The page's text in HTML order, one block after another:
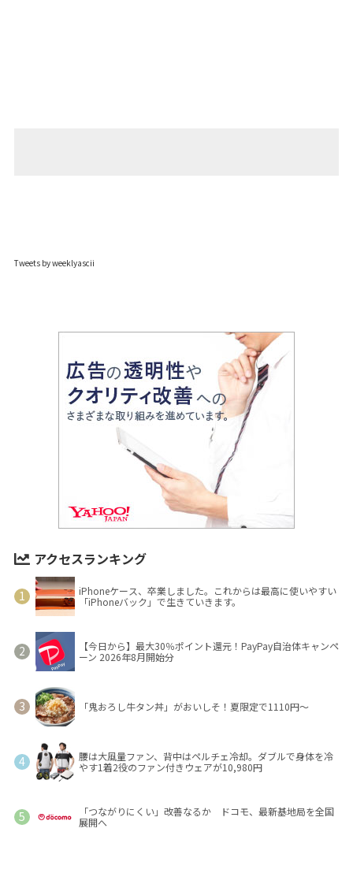
Tweets by weeklyascii
アクセスランキング
iPhoneケース、卒業しました。これからは最高に使いやすい
「iPhoneバック」で生きていきます。
【今日から】最大30％ポイント還元！PayPay自治体キャンペ
ーン 2026年8月開始分
「鬼おろし牛タン丼」がおいしそ！夏限定で1110円～
腰は大風量ファン、背中はペルチェ冷却。ダブルで身体を冷
やす1着2役のファン付きウェアが10,980円
「つながりにくい」改善なるか ドコモ、最新基地局を全国
展開へ